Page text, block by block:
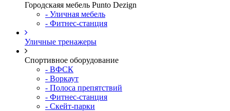
Городскаяя мебель Punto Dezign
- Уличная мебель
- Фитнес-станция
Уличные тренажеры
Спортивное оборудование
- ВФСК
- Воркаут
- Полоса препятствий
- Фитнес-станция
- Скейт-парки